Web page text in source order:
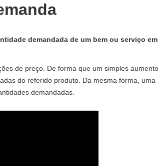
demandada de um bem ou serviço em
de preço. De forma que um simples aumento
do referido produto. Da mesma forma, uma
demandadas.